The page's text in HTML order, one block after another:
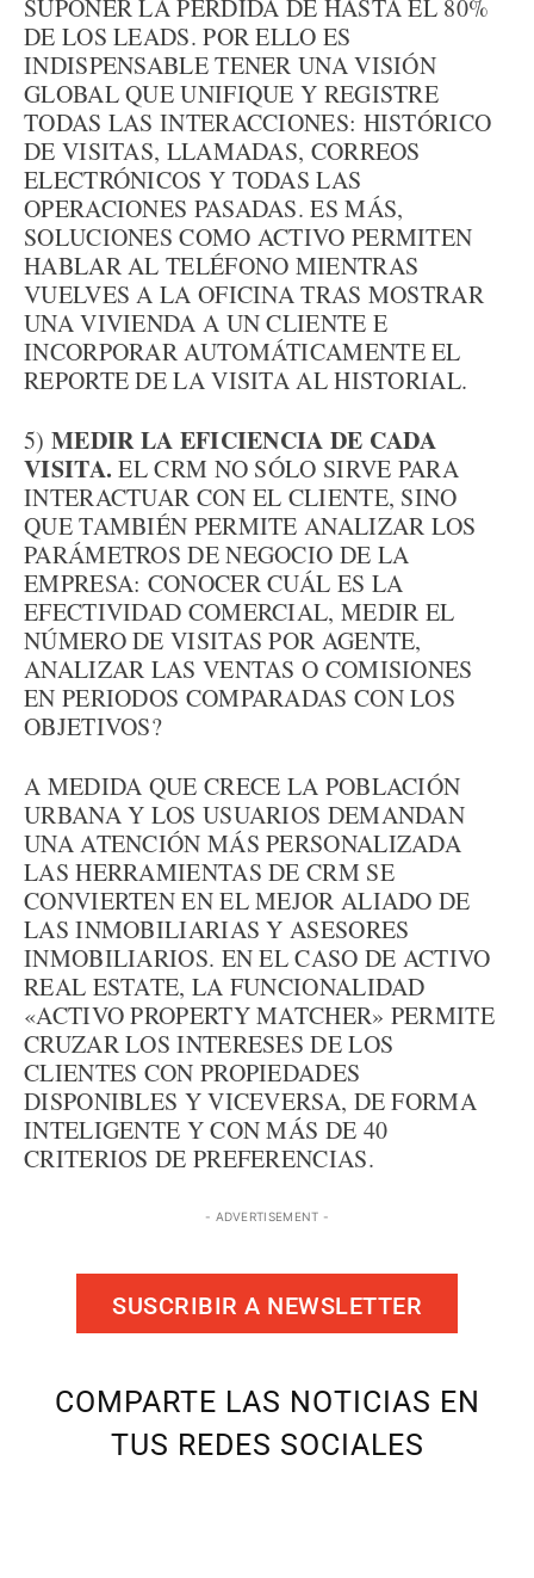
SUPONER LA PÉRDIDA DE HASTA EL 80%
DE LOS LEADS. POR ELLO ES
INDISPENSABLE TENER UNA VISIÓN
GLOBAL QUE UNIFIQUE Y REGISTRE
TODAS LAS INTERACCIONES: HISTÓRICO
DE VISITAS, LLAMADAS, CORREOS
ELECTRÓNICOS Y TODAS LAS
OPERACIONES PASADAS. ES MÁS,
SOLUCIONES COMO ACTIVO PERMITEN
HABLAR AL TELÉFONO MIENTRAS
VUELVES A LA OFICINA TRAS MOSTRAR
UNA VIVIENDA A UN CLIENTE E
INCORPORAR AUTOMÁTICAMENTE EL
REPORTE DE LA VISITA AL HISTORIAL.
5) MEDIR LA EFICIENCIA DE CADA
VISITA. EL CRM NO SÓLO SIRVE PARA
INTERACTUAR CON EL CLIENTE, SINO
QUE TAMBIÉN PERMITE ANALIZAR LOS
PARÁMETROS DE NEGOCIO DE LA
EMPRESA: CONOCER CUÁL ES LA
EFECTIVIDAD COMERCIAL, MEDIR EL
NÚMERO DE VISITAS POR AGENTE,
ANALIZAR LAS VENTAS O COMISIONES
EN PERIODOS COMPARADAS CON LOS
OBJETIVOS?
A MEDIDA QUE CRECE LA POBLACIÓN
URBANA Y LOS USUARIOS DEMANDAN
UNA ATENCIÓN MÁS PERSONALIZADA
LAS HERRAMIENTAS DE CRM SE
CONVIERTEN EN EL MEJOR ALIADO DE
LAS INMOBILIARIAS Y ASESORES
INMOBILIARIOS. EN EL CASO DE ACTIVO
REAL ESTATE, LA FUNCIONALIDAD
«ACTIVO PROPERTY MATCHER» PERMITE
CRUZAR LOS INTERESES DE LOS
CLIENTES CON PROPIEDADES
DISPONIBLES Y VICEVERSA, DE FORMA
INTELIGENTE Y CON MÁS DE 40
CRITERIOS DE PREFERENCIAS.
- ADVERTISEMENT -
SUSCRIBIR A NEWSLETTER
COMPARTE LAS NOTICIAS EN
TUS REDES SOCIALES